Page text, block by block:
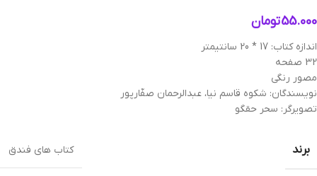
55.000تومان
اندازه کتاب: 17 * 20 سانتیمتر
32 صفحه
مصور رنگی
نویسندگان: شکوه قاسم نیا، عبدالرحمان صفّارپور
تصویرگر: سحر حقگو
برند کتاب های فندق